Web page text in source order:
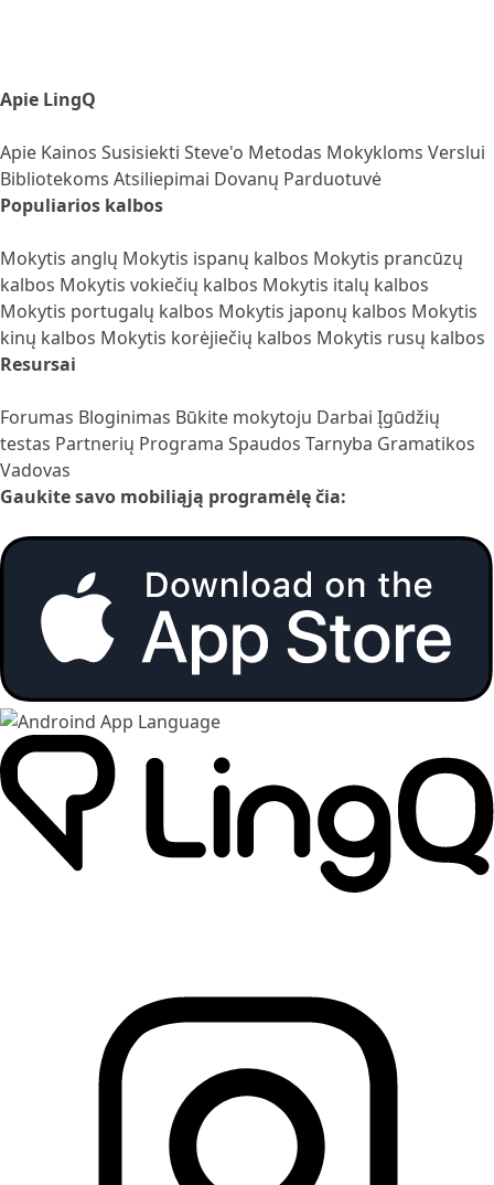
Apie LingQ
Apie Kainos Susisiekti Steve'o Metodas Mokykloms Verslui
Bibliotekoms Atsiliepimai Dovanų Parduotuvė
Populiarios kalbos
Mokytis anglų Mokytis ispanų kalbos Mokytis prancūzų
kalbos Mokytis vokiečių kalbos Mokytis italų kalbos
Mokytis portugalų kalbos Mokytis japonų kalbos Mokytis
kinų kalbos Mokytis korėjiečių kalbos Mokytis rusų kalbos
Resursai
Forumas Bloginimas Būkite mokytoju Darbai Įgūdžių
testas Partnerių Programa Spaudos Tarnyba Gramatikos
Vadovas
Gaukite savo mobiliąją programėlę čia: